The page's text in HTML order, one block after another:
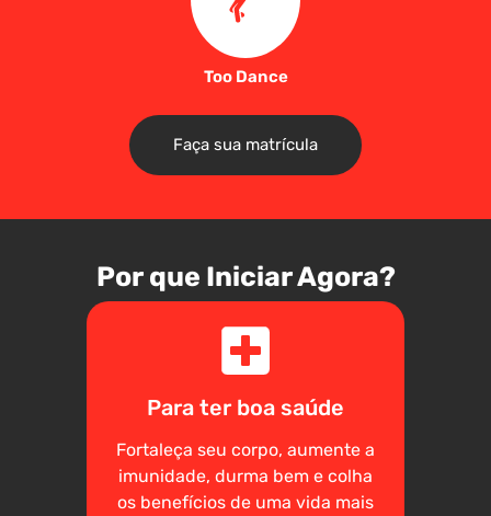
Too Dance
Faça sua matrícula
Por que Iniciar Agora?
Para ter boa saúde
Fortaleça seu corpo, aumente a
imunidade, durma bem e colha
os benefícios de uma vida mais